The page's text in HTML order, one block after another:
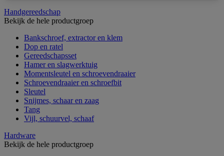
Handgereedschap
Bekijk de hele productgroep
Bankschroef, extractor en klem
Dop en ratel
Gereedschapsset
Hamer en slagwerktuig
Momentsleutel en schroevendraaier
Schroevendraaier en schroefbit
Sleutel
Snijmes, schaar en zaag
Tang
Vijl, schuurvel, schaaf
Hardware
Bekijk de hele productgroep